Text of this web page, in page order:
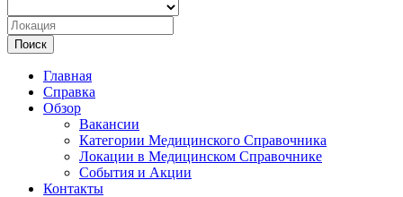
Поиск
Главная
Справка
Обзор
Вакансии
Категории Медицинского Справочника
Локации в Медицинском Справочнике
События и Акции
Контакты